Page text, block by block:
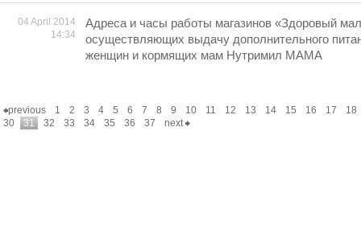
04 April 2014
14:34
Адреса и часы работы магазинов «Здоровый
осуществляющих выдачу дополнительного
женщин и кормящих мам Нутримил МАМА
previous 1 2 3 4 5 6 7 8 9 10 11 12 13 14 15 16 17
18
30
31 32 33 34 35 36 37 next